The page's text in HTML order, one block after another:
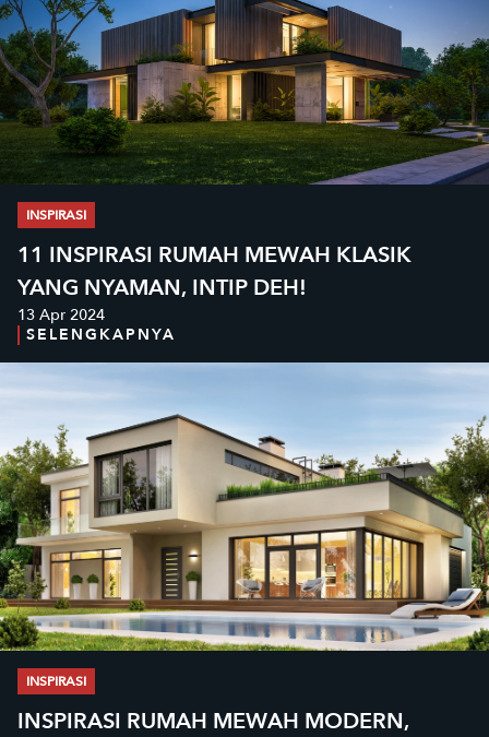
INSPIRASI
11 INSPIRASI RUMAH MEWAH KLASIK
YANG NYAMAN, INTIP DEH!
13 Apr 2024
SELENGKAPNYA
INSPIRASI
INSPIRASI RUMAH MEWAH MODERN,